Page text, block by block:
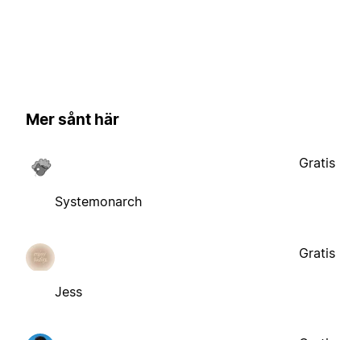
Mer sånt här
Systemonarch
Gratis
Jess
Gratis